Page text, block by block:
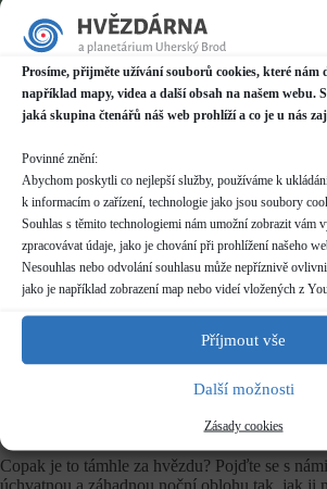
Prosíme, přijměte užívání souborů cookies, které nám
například mapy, videa a další obsah na našem webu.
jaká skupina čtenářů náš web prohlíží a co je u nás
Povinné znění:
Abychom poskytli co nejlepší služby, používáme k
k informacím o zařízení, technologie jako jsou soubory
Souhlas s těmito technologiemi nám umožní zobrazit vám
zpracovávat údaje, jako je chování při prohlížení našeho
Nesouhlas nebo odvolání souhlasu může nepříznivě
jako je například zobrazení map nebo videí vložených z
Příjmout vše
Další možnosti
Zásady cookies
Datum / čas
23.08.2024
21:00 - 23:00
Hvězdárna
Prakšická 2222, Uherský Brod
Další informace o dostupnosti a parkování
Kategorie
Pravidelné akce
Rezervace
Copak je to támhle za hvězdu? Pojďte se s
úchvatnou a záhadnou noční oblohu tak, jak ji